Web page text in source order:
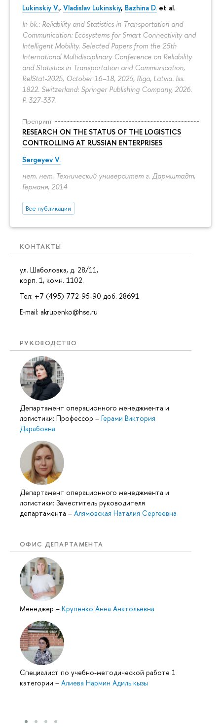
Lukinskiy V., Vladislav Lukinskiy, Bazhina D. et al.
In bk.: Reliability and Statistics in Transportation and
Communication: Ecosystems for Smart Connectivity and
Intelligent Mobility. Selected Papers from the 25th
International Multidisciplinary Conference on Reliability
and Statistics in Transportation and Communication,
RelStat-2025, October 16–18, 2025, Riga, Latvia. Iss.
1822. Switzerland: Springer Publishing Company, 2026.
P. 327-337.
Препринт
RESEARCH ON THE STATUS OF THE LOGISTICS
CONTROLLING AT RUSSIAN ENTERPRISES
Sergeyev V.
нет. нет. Технический университет г. Дармштадт,
Германя, 2014
Все публикации
КОНТАКТЫ
ул. Шаболовка, д. 28/11,
корп. 1, комн. 1102.
Тел: +7 (495) 772-95-90 доб. 28691
E-mail: akrupenko@hse.ru
РУКОВОДСТВО
Департамент операционного менеджмента и
логистики: Профессор – Герами Виктория
Дарабовна
Департамент операционного менеджмента и
логистики: Заместитель руководителя
департамента – Алямовская Наталия Сергеевна
ОФИС ДЕПАРТАМЕНТА
Менеджер – Крупенко Анна Анатольевна
Специалист по учебно-методической работе 1
категории – Алиева Нармин Адиль кызы